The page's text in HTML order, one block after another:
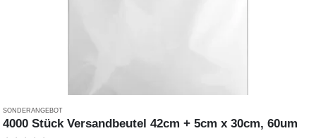
SONDERANGEBOT
4000 Stück Versandbeutel 42cm + 5cm x 30cm, 60um